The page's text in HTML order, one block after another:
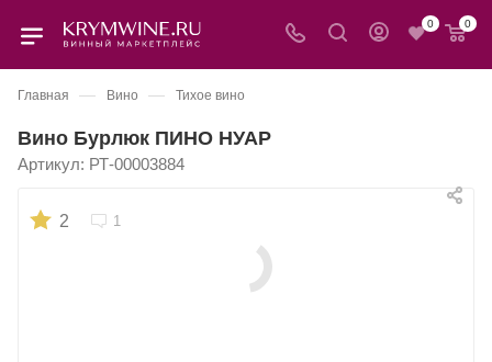
0 0
Главная — Вино — Тихое вино
Вино Бурлюк ПИНО НУАР
Артикул: РТ-00003884
2 1